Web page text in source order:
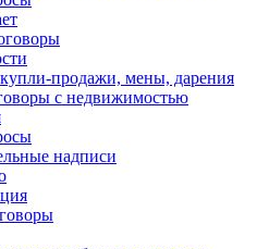
продажи, мены, дарения
с недвижимостью
надписи